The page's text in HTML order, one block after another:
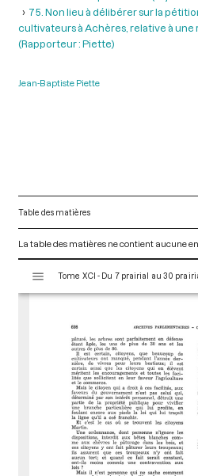
75. Non lieu à délibérer sur la
cultivateurs à Achères, relative à
(Rapporteur : Piette)
Jean-Baptiste Piette
Table des matières
La table des matières ne contient aucune
s